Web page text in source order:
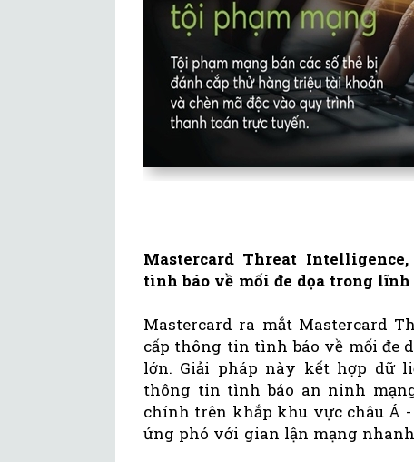
Mastercard Threat
tình báo về mối đe dọa trong
Mastercard ra mắt Mastercard
cấp thông tin tình báo về mối đe
lớn. Giải pháp này kết hợp dữ
thông tin tình báo an ninh
chính trên khắp khu vực châu Á
ứng phó với gian lận mạng